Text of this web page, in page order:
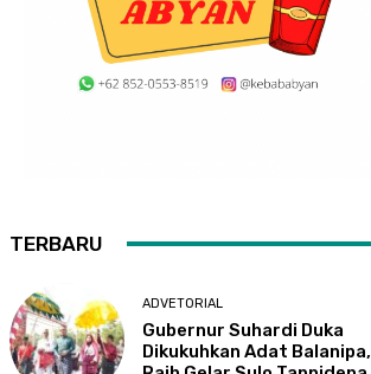
TERBARU
ADVETORIAL
Gubernur Suhardi Duka
Dikukuhkan Adat Balanipa,